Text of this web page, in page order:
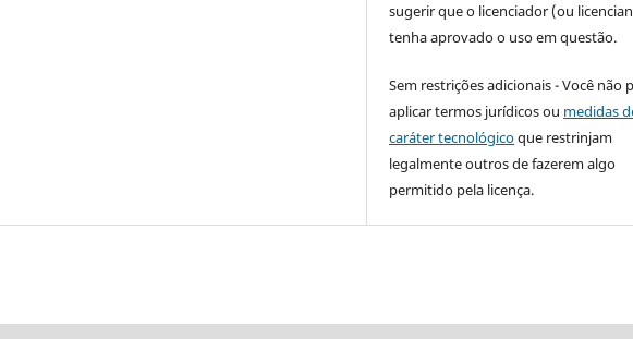
sugerir que o licenciador (ou
tenha aprovado o uso em questão.
Sem restrições adicionais - Você não
aplicar termos jurídicos ou medidas
caráter tecnológicoque restrinjam
legalmente outros de fazerem algo
permitido pela licença.